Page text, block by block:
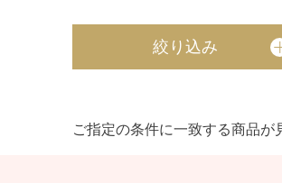
タオル・ヘアバンド絞り込み
ご指定の条件に一致する商品が